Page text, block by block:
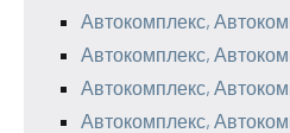
Автокомплекс,
Автокомплекс,
Автокомплекс,
Автокомплекс,